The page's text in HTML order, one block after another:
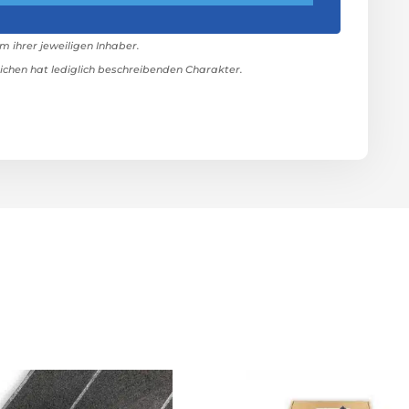
ihrer jeweiligen Inhaber.
hat lediglich beschreibenden Charakter.